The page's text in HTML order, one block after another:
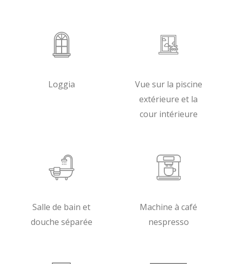
Loggia
Vue sur la piscine
extérieure et la
cour intérieure
Salle de bain et
douche séparée
Machine à café
nespresso